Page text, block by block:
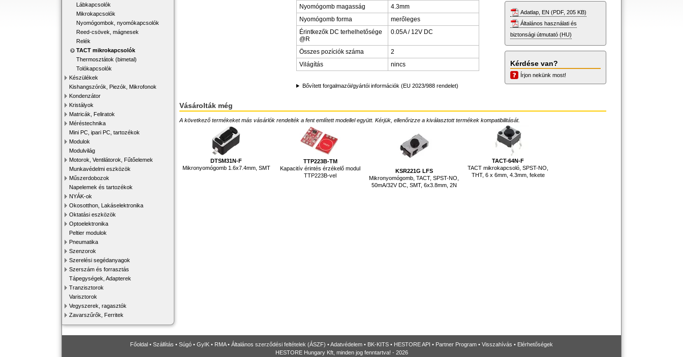
Lábkapcsolók
Mikrokapcsolók
Nyomógombok, nyomókapcsolók
Reed-csövek, mágnesek
Relék
TACT mikrokapcsolók
Thermosztátok (bimetal)
Tolókapcsolók
Készülékek
Kishangszórók, Piezók, Mikrofonok
Kondenzátor
Kristályok
Matricák, Feliratok
Méréstechnika
Mini PC, ipari PC, tartozékok
Modulok
Modulvilág
Motorok, Ventilátorok, Fűtőelemek
Munkavédelmi eszközök
Műszerdobozok
Napelemek és tartozékok
NYÁK-ok
Okosotthon, Lakáselektronika
Oktatási eszközök
Optoelektronika
Peltier modulok
Pneumatika
Szenzorok
Szerelési segédanyagok
Szerszám és forrasztás
Tápegységek, Adapterek
Tranzisztorok
Varisztorok
Vegyszerek, ragasztók
Zavarszűrők, Ferritek
Nyomógomb magasság
4.3mm
Nyomógomb forma
merőleges
Érintkezők DC terhelhetősége
@R
0.05A / 12V DC
Összes pozíciók száma
2
Világítás
nincs
Bővített forgalmazói/gyártói információk (EU 2023/988 rendelet)
Adatlap, EN (PDF, 205 KB)
Általános használati és
biztonsági útmutató (HU)
Kérdése van?
Írjon nekünk most!
Vásárolták még
A következő termékeket más vásárlók rendelték a fent említett modellel együtt. Kérjük, ellenőrizze a kiválasztott termékek kompatibilitását.
DTSM31N-F
Mikronyomógomb 1.6x7.4mm, SMT
TTP223B-TM
Kapacitív érintés érzékelő modul
TTP223B-vel
KSR221G LFS
Mikronyomógomb, TACT, SPST-NO,
50mA/32V DC, SMT, 6x3.8mm, 2N
TACT-64N-F
TACT mikrokapcsoló, SPST-NO,
THT, 6 x 6mm, 4.3mm, fekete
Főoldal • Szállítás • Súgó • GyIK • RMA• Általános szerződési feltételek (ÁSZF) •Adatvédelem • BK-KITS • HESTORE API • Partner Program • Visszahívás • Elérhetőségek
HESTORE Hungary Kft, minden jog fenntartva! - 2026